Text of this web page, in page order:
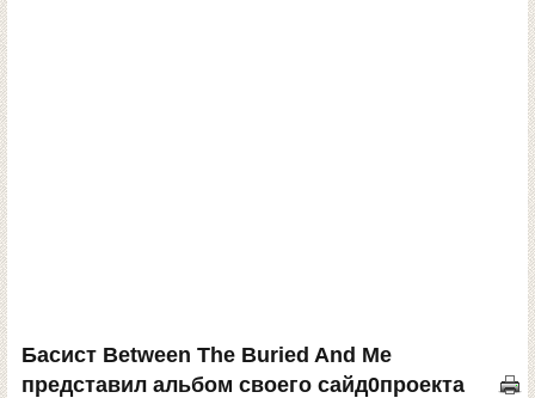
Басист Between The Buried And Me
представил альбом своего сайд0проекта